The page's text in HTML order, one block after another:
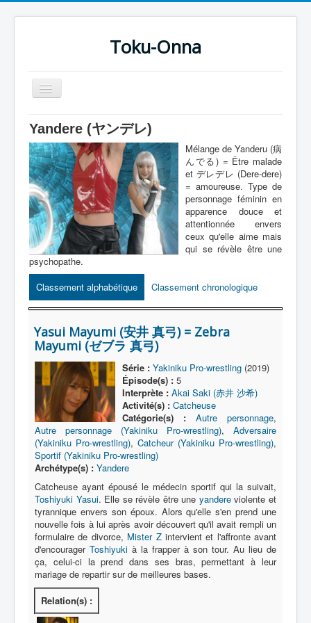
Toku-Onna
Basculer
la
Accueil
Toku-Actrices
Toku-Critiques
Séries
Films
COSAA
Dessins
Artiste Asperger
Lexique
Série
Acteur
Équipe
Personnage
Transformation
Équipement
Mecha
Objet
Lieu
Épisode
Référence
Fanservice
Yandere (ヤンデレ)
Mélange de Yanderu (病
んでる) = Être malade
et デレデレ (Dere-dere)
= amoureuse. Type de
personnage féminin en
apparence douce et
attentionnée envers
ceux qu'elle aime mais
qui se révèle être une
psychopathe.
Classement alphabétique
Classement chronologique
Yasui Mayumi (安井 真弓) = Zebra
Mayumi (ゼブラ 真弓)
Série : Yakiniku Pro-wrestling(2019)
Épisode(s) :5
Interprète : Akai Saki (赤井 沙希)
Activité(s) : Catcheuse
Catégorie(s) :
Autre personnage,
Autre personnage (Yakiniku Pro-wrestling), Adversaire
(Yakiniku Pro-wrestling), Catcheur (Yakiniku Pro-wrestling),
Sportif (Yakiniku Pro-wrestling)
Archétype(s) : Yandere
Catcheuse ayant épousé le médecin sportif qui la suivait,
Toshiyuki Yasui. Elle se révèle être une yandereviolente et
tyrannique envers son époux. Alors qu'elle s'en prend une
nouvelle fois à lui après avoir découvert qu'il avait rempli un
formulaire de divorce, Mister Zintervient et l'affronte avant
d'encourager Toshiyuki à la frapper à son tour. Au lieu de
ça, celui-ci la prend dans ses bras, permettant à leur
mariage de repartir sur de meilleures bases.
Relation(s) :